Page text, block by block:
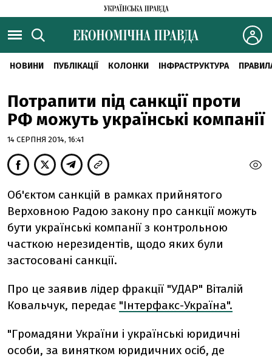
НОВИНИ ПУБЛІКАЦІЇ КОЛОНКИ ІНФРАСТРУКТУРА
Потрапити під санкції проти
РФ можуть українські компанії
14 СЕРПНЯ 2014, 16:41
Об'єктом санкцій в рамках прийнятого
Верховною Радою закону про санкції можуть
бути українські компанії з контрольною
часткою нерезидентів, щодо яких були
застосовані санкції.
Про це заявив лідер фракції "УДАР" Віталій
Ковальчук, передає "Інтерфакс-Україна".
"Громадяни України і українські юридичні
особи, за винятком юридичних осіб, де